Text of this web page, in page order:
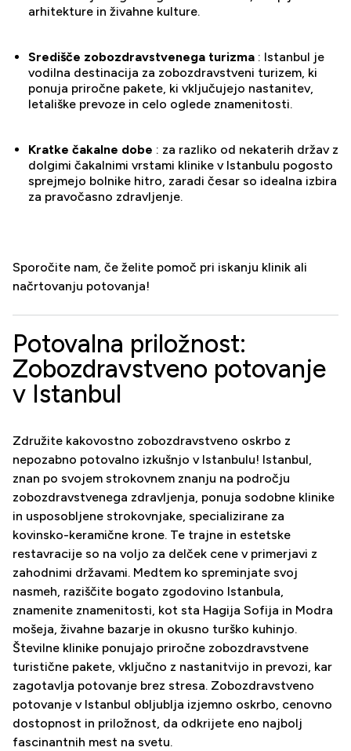
arhitekture in živahne kulture.
Središče zobozdravstvenega turizma : Istanbul je
vodilna destinacija za zobozdravstveni turizem, ki
ponuja priročne pakete, ki vključujejo nastanitev,
letališke prevoze in celo oglede znamenitosti.
Kratke čakalne dobe : za razliko od nekaterih držav z
dolgimi čakalnimi vrstami klinike v Istanbulu pogosto
sprejmejo bolnike hitro, zaradi česar so idealna izbira
za pravočasno zdravljenje.
Sporočite nam, če želite pomoč pri iskanju klinik ali
načrtovanju potovanja!
Potovalna priložnost:
Zobozdravstveno potovanje
v Istanbul
Združite kakovostno zobozdravstveno oskrbo z
nepozabno potovalno izkušnjo v Istanbulu! Istanbul,
znan po svojem strokovnem znanju na področju
zobozdravstvenega zdravljenja, ponuja sodobne klinike
in usposobljene strokovnjake, specializirane za
kovinsko-keramične krone. Te trajne in estetske
restavracije so na voljo za delček cene v primerjavi z
zahodnimi državami. Medtem ko spreminjate svoj
nasmeh, raziščite bogato zgodovino Istanbula,
znamenite znamenitosti, kot sta Hagija Sofija in Modra
mošeja, živahne bazarje in okusno turško kuhinjo.
Številne klinike ponujajo priročne zobozdravstvene
turistične pakete, vključno z nastanitvijo in prevozi, kar
zagotavlja potovanje brez stresa. Zobozdravstveno
potovanje v Istanbul obljublja izjemno oskrbo, cenovno
dostopnost in priložnost, da odkrijete eno najbolj
fascinantnih mest na svetu.